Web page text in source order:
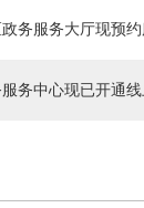
务服务大厅现预约
务中心现已开通